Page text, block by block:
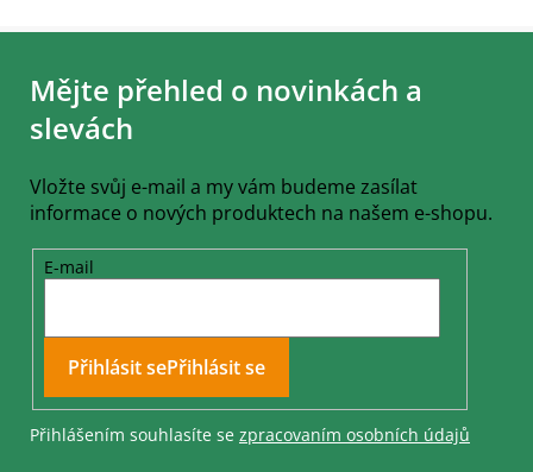
Z
Mějte přehled o novinkách a
slevách
Vložte svůj e-mail a my vám budeme zasílat
informace o nových produktech na našem e-shopu.
E-mail
Přihlásit se
Přihlášením souhlasíte se zpracovaním osobních údajů